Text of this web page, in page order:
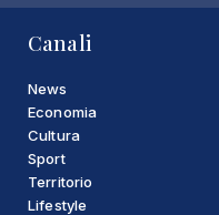
Canali
News
Economia
Cultura
Sport
Territorio
Lifestyle